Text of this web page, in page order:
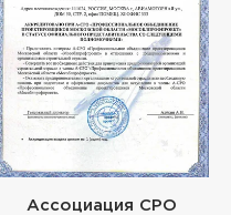
Ассоциация СРО